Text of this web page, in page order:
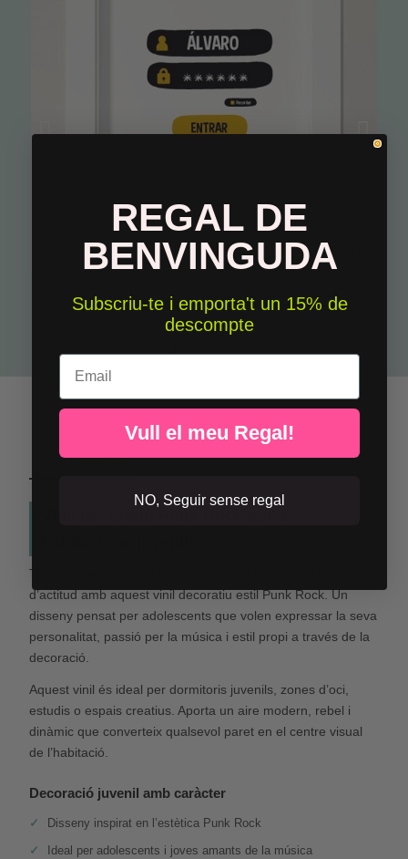
22,50 €
Transforma qualsevol habitació juvenil en un espai ple
d’actitud amb aquest vinil decoratiu estil Punk Rock. Un
disseny pensat per adolescents que volen expressar la seva
personalitat, passió per la música i estil propi a través de la
decoració.
Aquest vinil és ideal per dormitoris juvenils, zones d’oci,
estudis o espais creatius. Aporta un aire modern, rebel i
dinàmic que converteix qualsevol paret en el centre visual
de l’habitació.
Decoració juvenil amb caràcter
Disseny inspirat en l’estètica Punk Rock
Ideal per adolescents i joves amants de la música
REGAL DE
BENVINGUDA
Subscriu-te i emporta't un 15% de
descompte
Email
Vull el meu Regal!
NO, Seguir sense regal